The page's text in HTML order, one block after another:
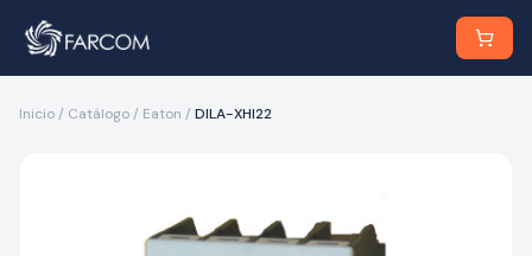
Inicio / Catálogo / Eaton / DILA-XHI22